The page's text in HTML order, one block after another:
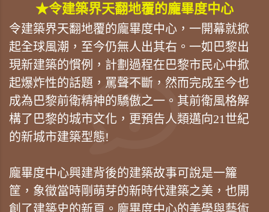
★令建築界天翻地覆的龐畢度中心
令建築界天翻地覆的龐畢度中心，一開幕就掀
起全球風潮，至今仍無人出其右。一如巴黎出
現新建築的慣例，計劃過程在巴黎市民心中掀
起爆炸性的話題，罵聲不斷，然而完成至今也
成為巴黎前衛精神的驕傲之一。其前衛風格解
構了巴黎的城市文化，更預告人類邁向21世紀
的新城市建築型態!
龐畢度中心興建背後的建築故事可說是一籮
筐，象徵當時剛萌芽的新時代建築之美，也開
創了建築史的新頁。龐畢度中心的美學與藝術